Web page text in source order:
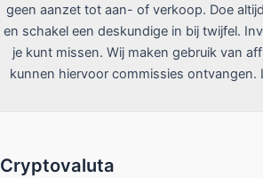
geen aanzet tot aan- of verkoop. Doe
en schakel een deskundige in bij twijfel.
je kunt missen. Wij maken gebruik van
kunnen hiervoor commissies ontvangen.
Cryptovaluta